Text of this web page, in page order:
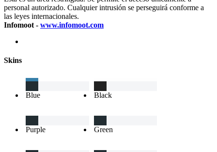
personal autorizado. Cualquier intrusión se perseguirá conforme a
las leyes internacionales.
Infomoot - www.infomoot.com
Skins
Blue Black
Purple Green